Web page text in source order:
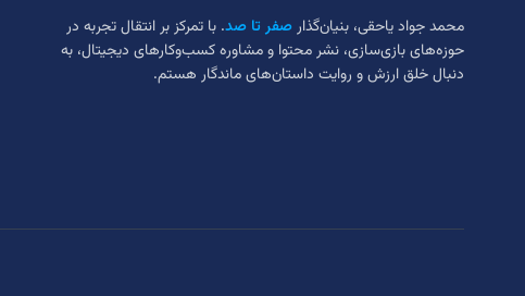
محمد جواد یاحقی، بنیان‌گذارصفر تا صد. با تمرکز بر انتقال تجربه در
حوزه‌های بازی‌سازی، نشر محتوا و مشاوره کسب‌وکارهای دیجیتال، به
دنبال خلق ارزش و روایت داستان‌های ماندگار هستم.